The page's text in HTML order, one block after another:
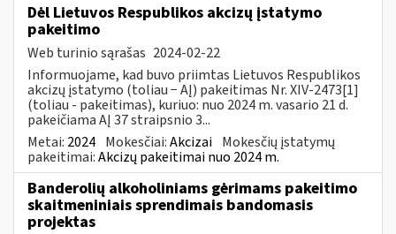
Dėl Lietuvos Respublikos akcizų įstatymo
pakeitimo
Web turinio sąrašas 2024-02-22
Informuojame, kad buvo priimtas Lietuvos Respublikos
akcizų įstatymo (toliau − AĮ) pakeitimas Nr. XIV-2473[1]
(toliau - pakeitimas), kuriuo: nuo 2024 m. vasario 21 d.
pakeičiama AĮ 37 straipsnio 3...
Metai: 2024 Mokesčiai:Akcizai Mokesčių įstatymų
pakeitimai:Akcizų pakeitimai nuo 2024 m.
Banderolių alkoholiniams gėrimams pakeitimo
skaitmeniniais sprendimais bandomasis
projektas